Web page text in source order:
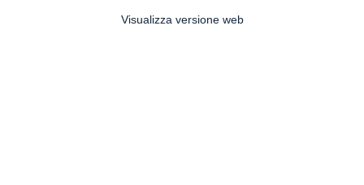
Visualizza versione web